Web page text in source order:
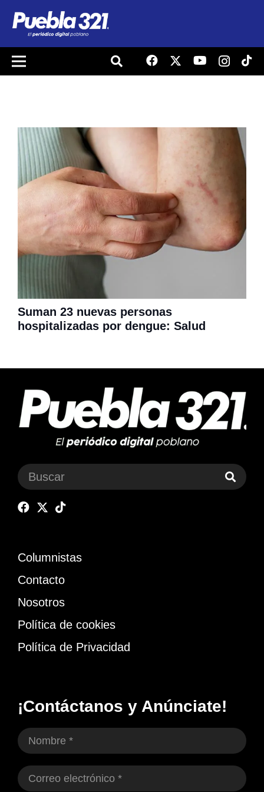
Suman 23 nuevas personas
hospitalizadas por dengue: Salud
Columnistas
Contacto
Nosotros
Política de cookies
Política de Privacidad
¡Contáctanos y Anúnciate!